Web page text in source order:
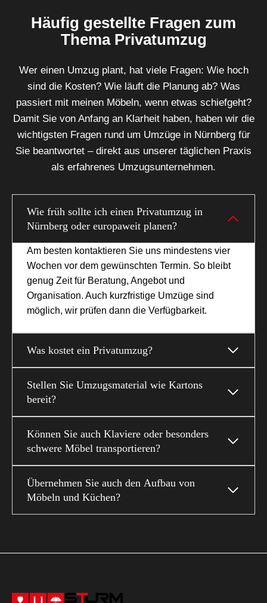
Häufig gestellte Fragen zum
Thema Privatumzug
Wer einen Umzug plant, hat viele Fragen: Wie hoch
sind die Kosten? Wie läuft die Planung ab? Was
passiert mit meinen Möbeln, wenn etwas schiefgeht?
Damit Sie von Anfang an Klarheit haben, haben wir die
wichtigsten Fragen rund um Umzüge in Nürnberg für
Sie beantwortet – direkt aus unserer täglichen Praxis
als erfahrenes Umzugsunternehmen.
Wie früh sollte ich einen Privatumzug in
Nürnberg oder europaweit planen?
Am besten kontaktieren Sie uns mindestens vier
Wochen vor dem gewünschten Termin. So bleibt
genug Zeit für Beratung, Angebot und
Organisation. Auch kurzfristige Umzüge sind
möglich, wir prüfen dann die Verfügbarkeit.
Was kostet ein Privatumzug?
Stellen Sie Umzugsmaterial wie Kartons
bereit?
Können Sie auch Klaviere oder besonders
schwere Möbel transportieren?
Übernehmen Sie auch den Aufbau von
Möbeln und Küchen?